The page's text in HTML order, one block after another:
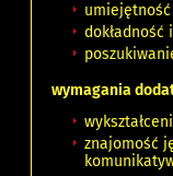
dokładność
wymagania
znajomość